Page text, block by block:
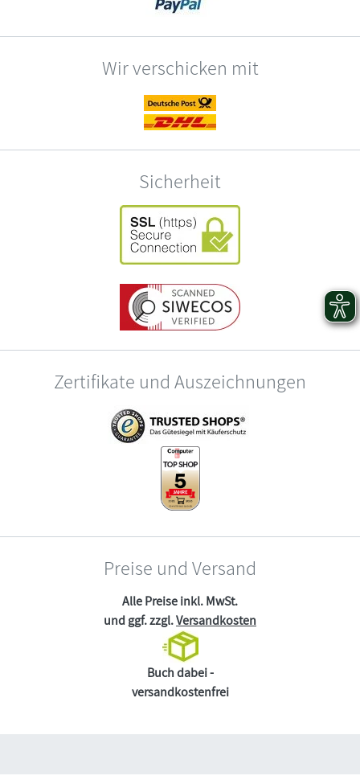
Wir verschicken mit
Sicherheit
Zertifikate und Auszeichnungen
Preise und Versand
Alle Preise inkl. MwSt.
und ggf. zzgl.Versandkosten
Buch dabei -
versandkostenfrei